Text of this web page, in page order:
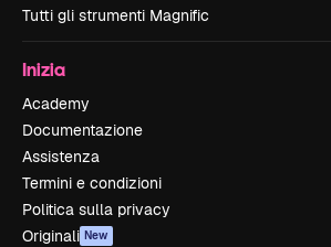
Tutti gli strumenti Magnific
Inizia
Academy
Documentazione
Assistenza
Termini e condizioni
Politica sulla privacy
Originali New